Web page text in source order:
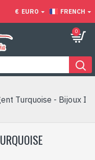
€ EURO FRENCH
0
Turquoise - Bijoux I